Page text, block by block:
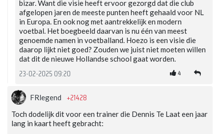
bizar. Want die visie heeft ervoor gezorgd dat die club
afgelopen jaren de meeste punten heeft gehaald voor NL
in Europa. En ook nog met aantrekkelijk en modern
voetbal. Het boegbeeld daarvan is nu één van meest
genoemde namen in voetballand. Hoezo is een visie die
daarop lijkt niet goed? Zouden we juist niet moeten willen
dat dit de nieuwe Hollandse school gaat worden.
23-02-2025 09:20 4
FRlegend +21428
Toch dodelijk dit voor een trainer die Dennis Te Laat een jaar
lang in kaart heeft gebracht: